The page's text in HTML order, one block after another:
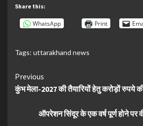
Share this:
WhatsApp Print
Tags: uttarakhand news
Continue
Reading
Previous
कुंभ मेला-2027 की तैयारियों हेतु करोड़ों रुपये
ऑपरेशन सिंदूर के एक वर्ष पूर्ण होने पर